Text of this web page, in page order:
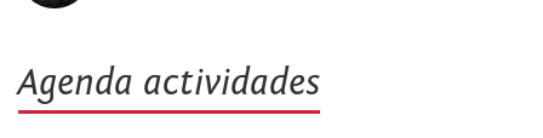
Agenda actividades